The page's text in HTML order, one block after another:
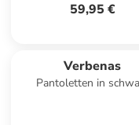
59,95 €
Verbenas
Pantoletten in